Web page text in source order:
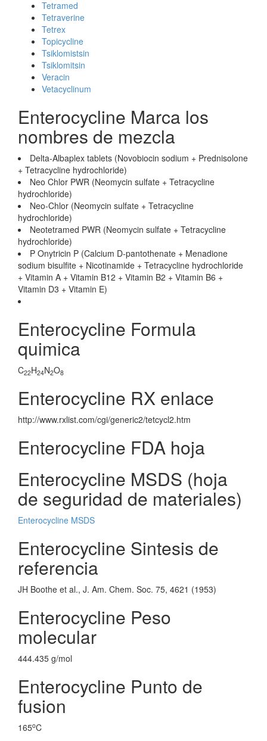
Tetramed
Tetraverine
Tetrex
Topicycline
Tsiklomistsin
Tsiklomitsin
Veracin
Vetacyclinum
Enterocycline Marca los
nombres de mezcla
Delta-Albaplex tablets (Novobiocin sodium + Prednisolone
+ Tetracycline hydrochloride)
Neo Chlor PWR (Neomycin sulfate + Tetracycline
hydrochloride)
Neo-Chlor (Neomycin sulfate + Tetracycline
hydrochloride)
Neotetramed PWR (Neomycin sulfate + Tetracycline
hydrochloride)
P Onytricin P (Calcium D-pantothenate + Menadione
sodium bisulfite + Nicotinamide + Tetracycline hydrochloride
+ Vitamin A + Vitamin B12 + Vitamin B2 + Vitamin B6 +
Vitamin D3 + Vitamin E)
Enterocycline Formula
quimica
C22H24N2O8
Enterocycline RX enlace
http://www.rxlist.com/cgi/generic2/tetcycl2.htm
Enterocycline FDA hoja
Enterocycline MSDS (hoja
de seguridad de materiales)
Enterocycline MSDS
Enterocycline Sintesis de
referencia
JH Boothe et al., J. Am. Chem. Soc. 75, 4621 (1953)
Enterocycline Peso
molecular
444.435 g/mol
Enterocycline Punto de
fusion
165oC